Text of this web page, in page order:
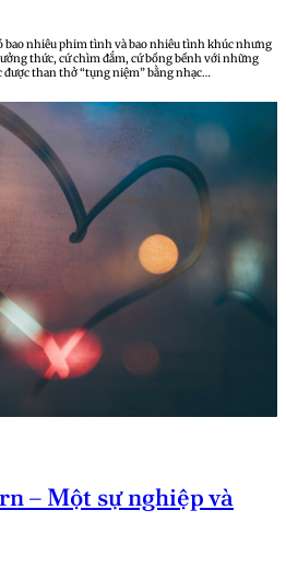
bao nhiêu phim tình và bao nhiêu tình khúc nhưng
thức, cứ chìm đắm, cứ bồng bềnh với những
than thở “tụng niệm” bằng nhạc…
– Một sự nghiệp và